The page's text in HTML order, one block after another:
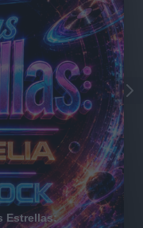
Estrellas: